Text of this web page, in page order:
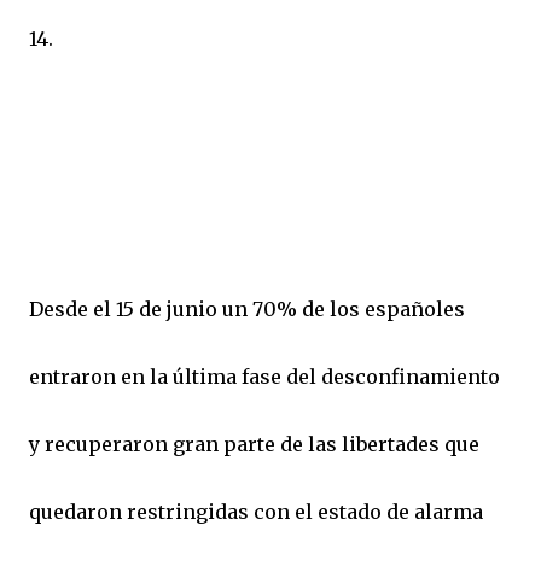
14.
Desde el 15 de junio un 70% de los españoles
entraron en la última fase del desconfinamiento
y recuperaron gran parte de las libertades que
quedaron restringidas con el estado de alarma